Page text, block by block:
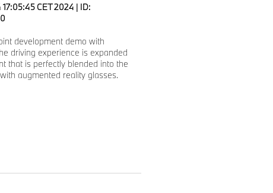
17:05:45 CET 2024 | ID:
development demo with
driving experience is expanded
that is perfectly blended into the
augmented reality glasses.